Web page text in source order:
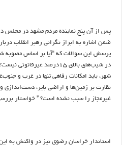
پس از آن پنج نماینده مردم مشهد در مجلس
ضمن اشاره به ابراز نگرانی رهبر انقلاب
پرسش این سوالات که “آیا بر اساس مصوبه
در شیب‌های بالای ۱۵درصد
شهر، باید امکانات رفاهی تنها در غرب و
نظارت بر زمین‌ها و اراضی بایر،
غیرمجاز را سبب نشده است؟ ” خواستار
استاندار خراسان رضوی نیز در واکنش به این